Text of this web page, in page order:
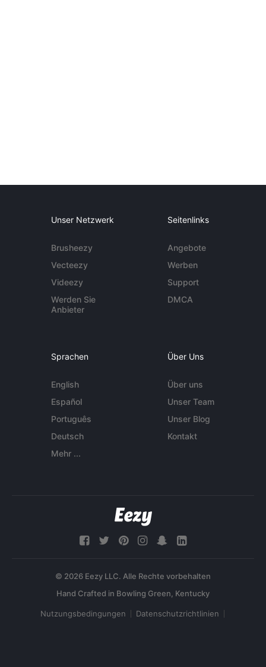
Unser Netzwerk
Brusheezy
Vecteezy
Videezy
Werden Sie
Anbieter
Seitenlinks
Angebote
Werben
Support
DMCA
Sprachen
English
Español
Português
Deutsch
Mehr ...
Über Uns
Über uns
Unser Team
Unser Blog
Kontakt
© 2026 Eezy LLC. Alle Rechte vorbehalten
Nutzungsbedingungen Datenschutzrichtlinien